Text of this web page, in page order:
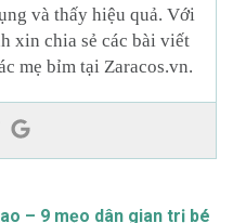
và thấy hiệu quả. Với
xin chia sẻ các bài viết
mẹ bỉm tại Zaracos.vn.
– 9 mẹo dân gian trị bé